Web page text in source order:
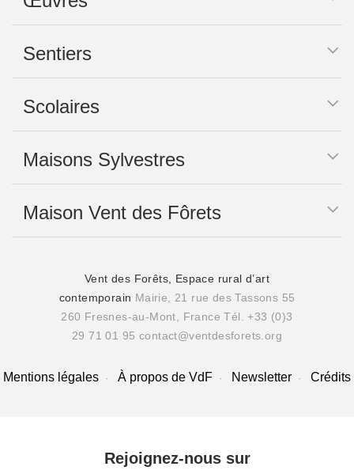
Sentiers
Scolaires
Maisons Sylvestres
Maison Vent des Fôrets
Vent des Forêts, Espace rural d’art
contemporain Mairie, 21 rue des Tassons 55
260 Fresnes-au-Mont, France Tél. +33 (0)3
29 71 01 95 contact@ventdesforets.org
Mentions légales À propos de VdF Newsletter Crédits
Rejoignez-nous sur